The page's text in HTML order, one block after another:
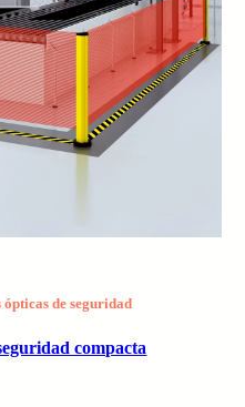
de seguridad
compacta